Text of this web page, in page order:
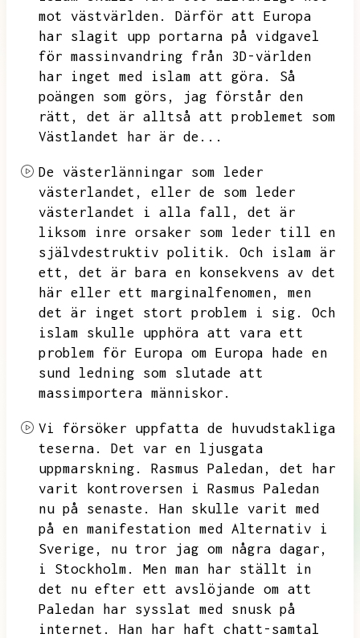
mot västvärlden.
Därför att Europa
har slagit upp portarna på vidgavel
för massinvandring från 3D-världen
har inget med islam att göra.
Så
poängen som görs,
jag förstår den
rätt,
det är alltså att problemet som
Västlandet har är de...
De västerlänningar som leder
västerlandet,
eller de som leder
västerlandet i alla fall,
det är
liksom inre orsaker som leder till en
självdestruktiv politik.
Och islam är
ett,
det är bara en konsekvens av det
här eller ett marginalfenomen,
men
det är inget stort problem i sig.
Och
islam skulle upphöra att vara ett
problem för Europa om Europa hade en
sund ledning som slutade att
massimportera människor.
Vi försöker uppfatta de huvudstakliga
teserna.
Det var en ljusgata
uppmarskning.
Rasmus Paledan,
det har
varit kontroversen i Rasmus Paledan
nu på senaste.
Han skulle varit med
på en manifestation med Alternativ i
Sverige,
nu tror jag om några dagar,
i Stockholm.
Men man har ställt in
det nu efter ett avslöjande om att
Paledan har sysslat med
snusk på
internet.
Han har haft chatt-samtal